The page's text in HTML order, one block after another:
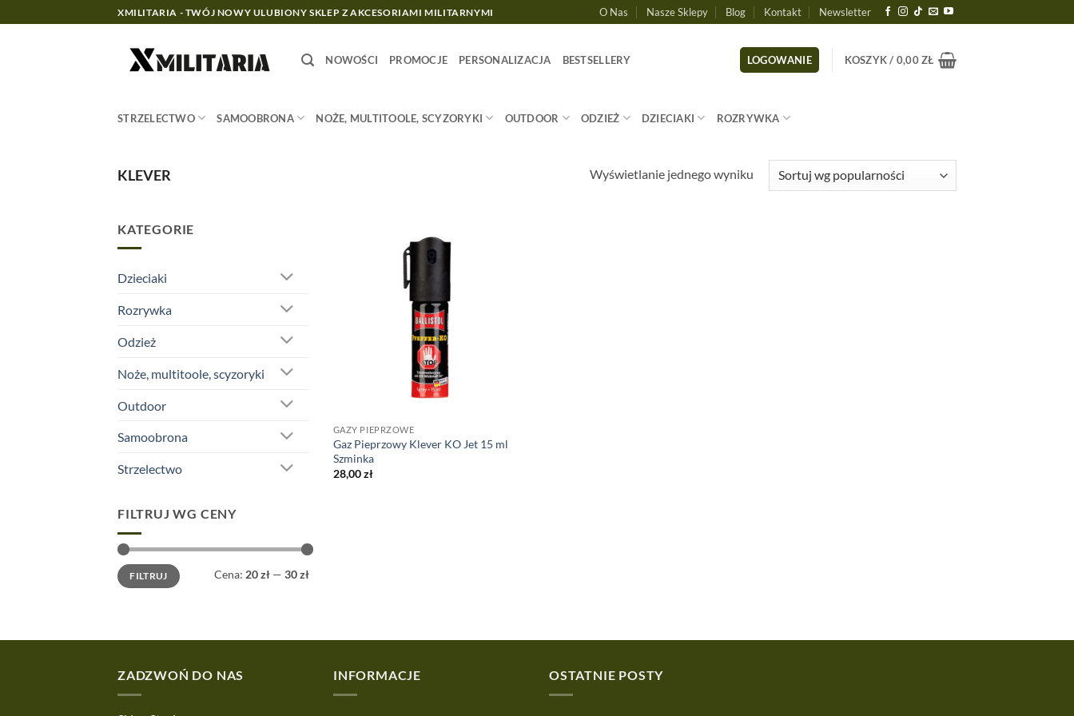
do
XMILITARIA - TWÓJ NOWY ULUBIONY SKLEP Z AKCESORIAMI MILITARNYMI O Nas Nasze Sklepy Blog Kontakt Newsletter
NOWOŚCI PROMOCJE PERSONALIZACJA BESTSELLERY LOGOWANIE KOSZYK / 0,00ZŁ
STRZELECTWO SAMOOBRONA NOŻE, MULTITOOLE, SCYZORYKI OUTDOOR ODZIEŻ DZIECIAKI ROZRYWKA
KLEVER Wyświetlanie jednego wyniku
KATEGORIE
Dzieciaki
Rozrywka
Odzież
Noże, multitoole, scyzoryki
Outdoor
Samoobrona
Strzelectwo
FILTRUJ WG CENY
Cena
min
Cena
maxFILTRUJ Cena: 20 zł — 30 zł
GAZY PIEPRZOWE
Gaz Pieprzowy Klever KO Jet 15 ml
Szminka
28,00zł
ZADZWOŃ DO NAS INFORMACJE OSTATNIE POSTY